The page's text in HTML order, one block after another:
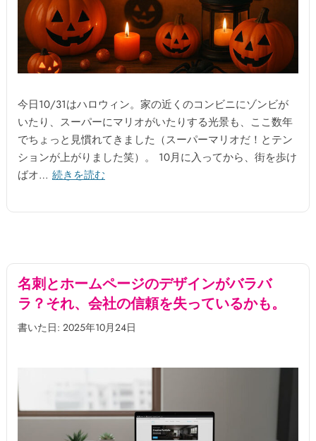
今日10/31はハロウィン。家の近くのコンビニにゾンビが
いたり、スーパーにマリオがいたりする光景も、ここ数年
でちょっと見慣れてきました（スーパーマリオだ！とテン
ションが上がりました笑）。 10月に入ってから、街を歩け
ばオ… 続きを読む
名刺とホームページのデザインがバラバ
ラ？それ、会社の信頼を失っているかも。
書いた日: 2025年10月24日